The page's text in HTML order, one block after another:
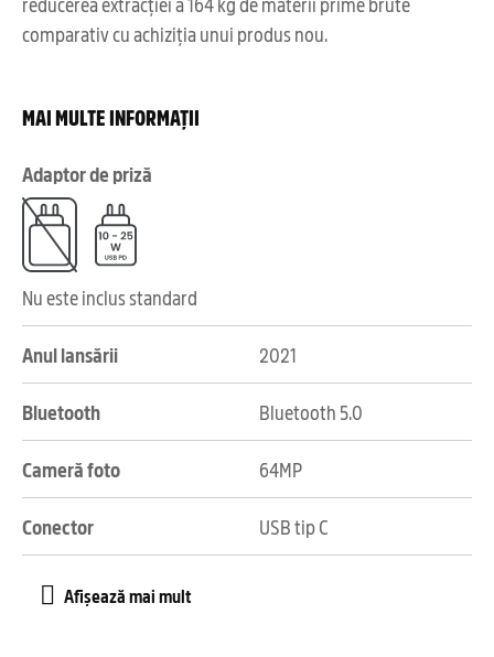
comparativ cu achiziția unui produs nou.
MAI MULTE INFORMAȚII
Adaptor de priză
Nu este inclus standard
Anul lansării 2021
Bluetooth Bluetooth 5.0
Cameră foto 64MP
Conector USB tip C